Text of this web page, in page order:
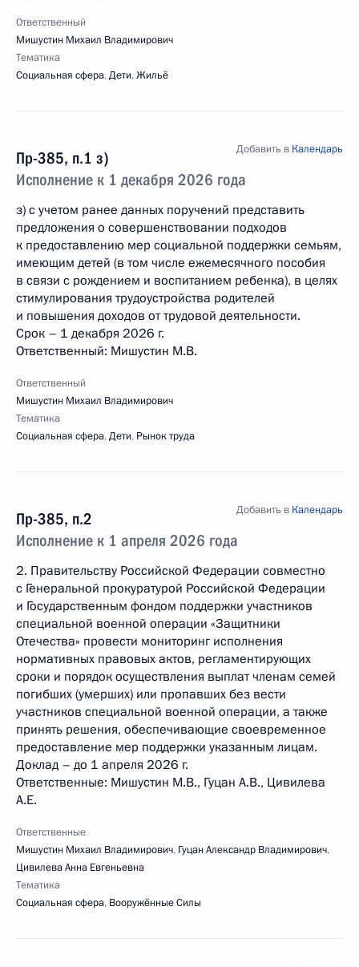
Ответственный
Мишустин Михаил Владимирович
Тематика
Социальная сфера,Дети,Жильё
Пр-385, п.1 з)
Исполнение к 1 декабря 2026 года
Добавить в Календарь
з) с учетом ранее данных поручений представить
предложения о совершенствовании подходов
к предоставлению мер социальной поддержки семьям,
имеющим детей (в том числе ежемесячного пособия
в связи с рождением и воспитанием ребенка), в целях
стимулирования трудоустройства родителей
и повышения доходов от трудовой деятельности.
Срок – 1 декабря 2026 г.
Ответственный: Мишустин М.В.
Ответственный
Мишустин Михаил Владимирович
Тематика
Социальная сфера,Дети, Рынок труда
Пр-385, п.2
Исполнение к 1 апреля 2026 года
Добавить в Календарь
2. Правительству Российской Федерации совместно
с Генеральной прокуратурой Российской Федерации
и Государственным фондом поддержки участников
специальной военной операции «Защитники
Отечества» провести мониторинг исполнения
нормативных правовых актов, регламентирующих
сроки и порядок осуществления выплат членам семей
погибших (умерших) или пропавших без вести
участников специальной военной операции, а также
принять решения, обеспечивающие своевременное
предоставление мер поддержки указанным лицам.
Доклад – до 1 апреля 2026 г.
Ответственные: Мишустин М.В., Гуцан А.В., Цивилева
А.Е.
Ответственные
Мишустин Михаил Владимирович, Гуцан Александр Владимирович,
Цивилева Анна Евгеньевна
Тематика
Социальная сфера, Вооружённые Силы